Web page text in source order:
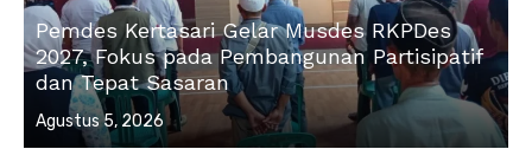
Pemdes Kertasari Gelar Musdes RKPDes
2027, Fokus pada Pembangunan Partisipatif
dan Tepat Sasaran
Posted
on
Agustus 5, 2026